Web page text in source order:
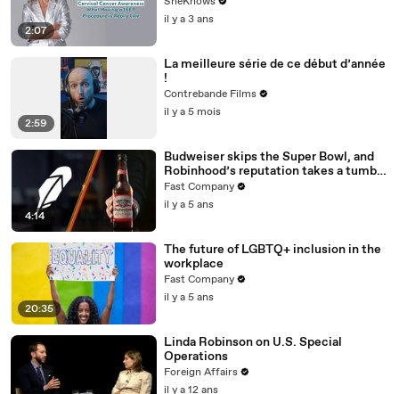
2:07
il y a 3 ans
2:59
La meilleure série de ce début d’année
!
Contrebande Films
il y a 5 mois
4:14
Budweiser skips the Super Bowl, and
Robinhood’s reputation takes a tumble
—brand hit and miss of the week
Fast Company
il y a 5 ans
20:35
The future of LGBTQ+ inclusion in the
workplace
Fast Company
il y a 5 ans
Linda Robinson on U.S. Special
Operations
Foreign Affairs
il y a 12 ans